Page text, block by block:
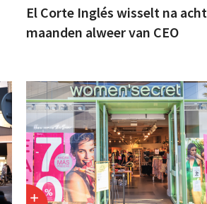
El Corte Inglés wisselt na acht
maanden alweer van CEO